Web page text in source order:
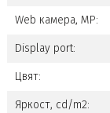
Web камера, MP:
Display port:
Цвят:
Яркост, cd/m2: